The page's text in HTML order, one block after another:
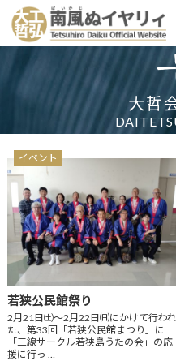
大哲
イベント
若狭公民館祭り
2月21日㈯～2月22日㈰にかけて行われ
た、第33回「若狭公民館まつり」に
「三線サークル若狭島うたの会」の応
援に行っ …